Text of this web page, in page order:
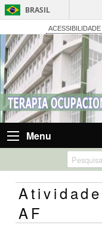
BRASIL
ACESSIBILIDADE
Menu
AF